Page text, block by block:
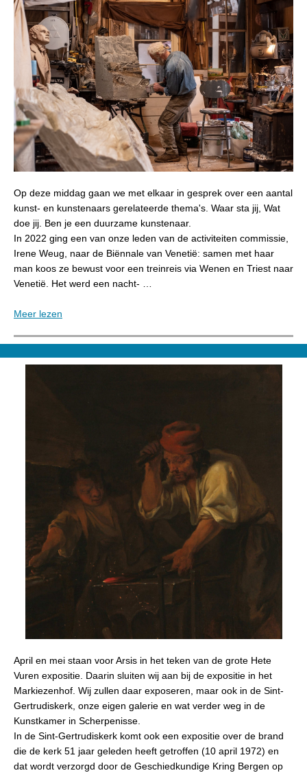
Op deze middag gaan we met elkaar in gesprek over een aantal
kunst- en kunstenaars gerelateerde thema's. Waar sta jij, Wat
doe jij. Ben je een duurzame kunstenaar.
In 2022 ging een van onze leden van de activiteiten commissie,
Irene Weug, naar de Biënnale van Venetië: samen met haar
man koos ze bewust voor een treinreis via Wenen en Triest naar
Venetië. Het werd een nacht- …
Meer lezen
April en mei staan voor Arsis in het teken van de grote Hete
Vuren expositie. Daarin sluiten wij aan bij de expositie in het
Markiezenhof. Wij zullen daar exposeren, maar ook in de Sint-
Gertrudiskerk, onze eigen galerie en wat verder weg in de
Kunstkamer in Scherpenisse.
In de Sint-Gertrudiskerk komt ook een expositie over de brand
die de kerk 51 jaar geleden heeft getroffen (10 april 1972) en
dat wordt verzorgd door de Geschiedkundige Kring Bergen op